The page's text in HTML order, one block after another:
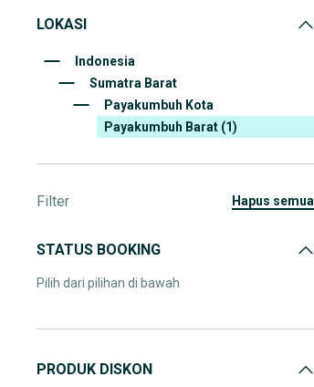
LOKASI
Indonesia
Sumatra Barat
Payakumbuh Kota
Payakumbuh Barat (1)
Filter hapus semua
STATUS BOOKING
Pilih dari pilihan di bawah
PRODUK DISKON